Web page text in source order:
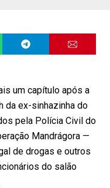
um capítulo após a
da ex-sinhazinha do
pela Polícia Civil do
Mandrágora —
de drogas e outros
do salão